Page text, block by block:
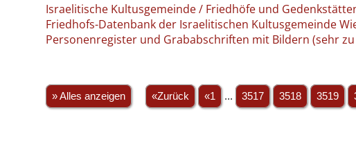
Israelitische Kultusgemeinde / Friedhöfe und
Friedhofs-Datenbank der Israelitischen Kultusgemeinde
Personenregister und Grababschriften mit Bildern (sehr
» Alles anzeigen «Zurück «1 ... 3517 3518 3519